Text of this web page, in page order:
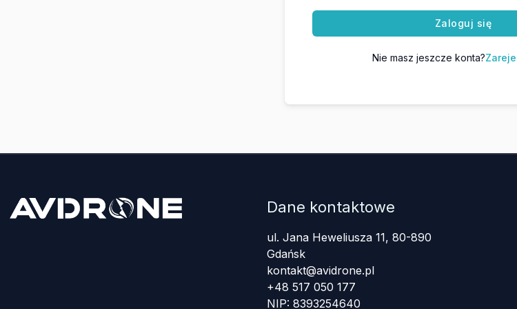
Zaloguj się
Nie masz jeszcze konta?
Dane kontaktowe
ul. Jana Heweliusza 11, 80-890
Gdańsk
kontakt@avidrone.pl
+48 517 050 177
NIP: 8393254640